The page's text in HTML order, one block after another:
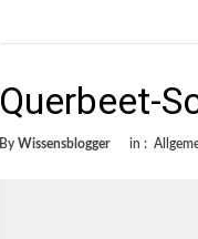
Querbeet-
By Wissensblogger in :